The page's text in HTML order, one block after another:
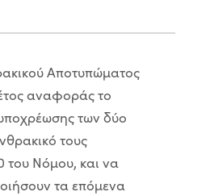
Αποτυπώματος
αναφοράς το
των δύο
τους
του Νόμου, και να
τα επόμενα